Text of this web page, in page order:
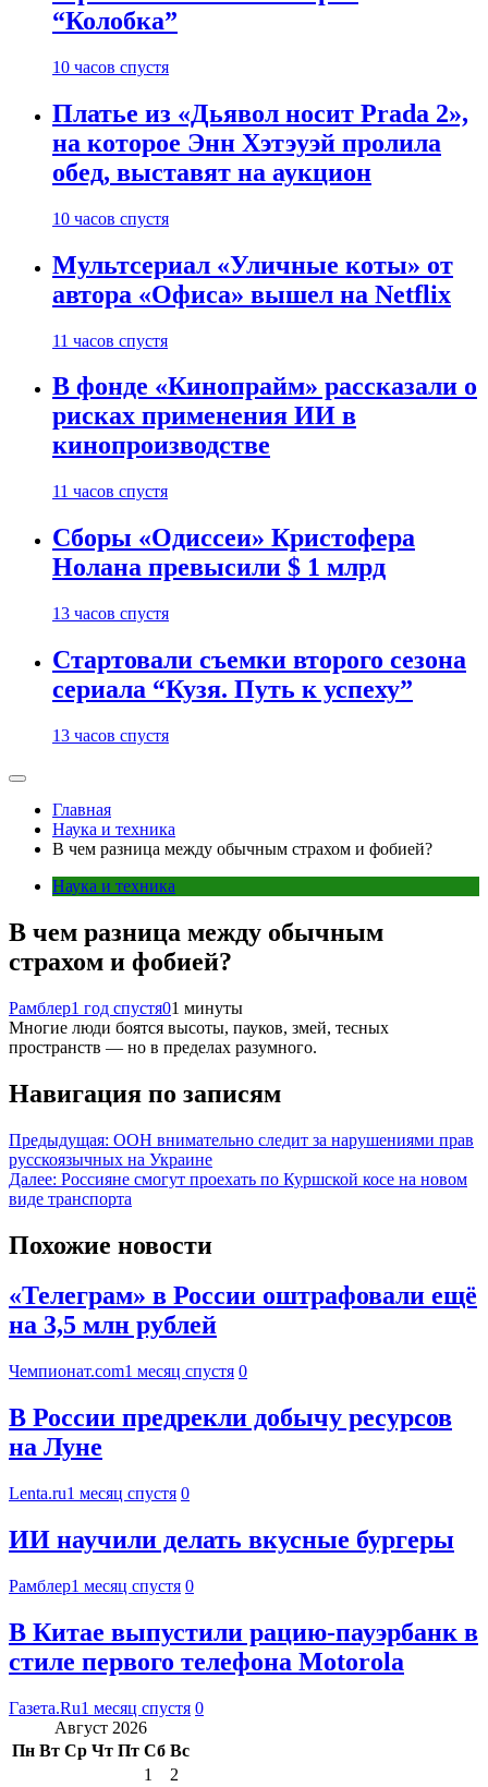
“Колобка”
10 часов спустя
Платье из «Дьявол носит Prada 2»,
на которое Энн Хэтэуэй пролила
обед, выставят на аукцион
10 часов спустя
Мультсериал «Уличные коты» от
автора «Офиса» вышел на Netflix
11 часов спустя
В фонде «Кинопрайм» рассказали о
рисках применения ИИ в
кинопроизводстве
11 часов спустя
Сборы «Одиссеи» Кристофера
Нолана превысили $ 1 млрд
13 часов спустя
Стартовали съемки второго сезона
сериала “Кузя. Путь к успеху”
13 часов спустя
Главная
Наука и техника
В чем разница между обычным страхом и фобией?
Наука и техника
В чем разница между обычным
страхом и фобией?
Рамблер1 год спустя01 минуты
Многие люди боятся высоты, пауков, змей, тесных
пространств — но в пределах разумного.
Навигация по записям
Предыдущая: ООН внимательно следит за нарушениями прав
русскоязычных на Украине
Далее: Россияне смогут проехать по Куршской косе на новом
виде транспорта
Похожие новости
«Телеграм» в России оштрафовали ещё
на 3,5 млн рублей
Чемпионат.com1 месяц спустя 0
В России предрекли добычу ресурсов
на Луне
Lenta.ru1 месяц спустя 0
ИИ научили делать вкусные бургеры
Рамблер1 месяц спустя 0
В Китае выпустили рацию-пауэрбанк в
стиле первого телефона Motorola
Газета.Ru1 месяц спустя 0
Август 2026
Пн Вт Ср Чт Пт Сб Вс
1
2